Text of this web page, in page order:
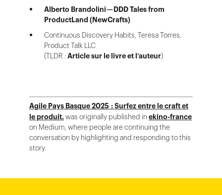
Alberto Brandolini — DDD Tales from
ProductLand (NewCrafts)
Continuous Discovery Habits, Teresa Torres,
Product Talk LLC
(TLDR :Article sur le livre et l’auteur)
Agile Pays Basque 2025 : Surfez entre le craft et
le produit.was originally published in ekino-france
on Medium, where people are continuing the
conversation by highlighting and responding to this
story.